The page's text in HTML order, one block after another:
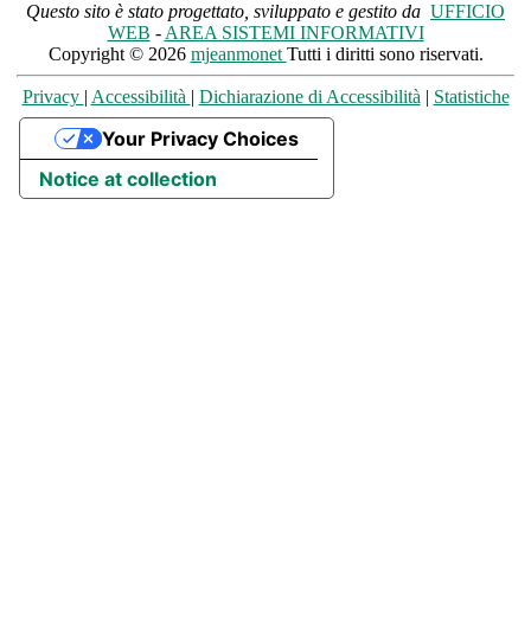
Questo sito è stato progettato, sviluppato e gestito da UFFICIO
WEB - AREA SISTEMI INFORMATIVI
Copyright © 2026 mjeanmonet Tutti i diritti sono riservati.
Privacy | Accessibilità | Dichiarazione di Accessibilità | Statistiche
Notice at collection
Your Privacy Choices